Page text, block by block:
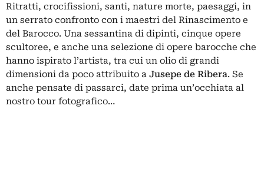
Ritratti, crocifissioni, santi, nature morte, paesaggi, in
un serrato confronto con i maestri del Rinascimento e
del Barocco. Una sessantina di dipinti, cinque opere
scultoree, e anche una selezione di opere barocche che
hanno ispirato l’artista, tra cui un olio di grandi
dimensioni da poco attribuito a Jusepe de Ribera. Se
anche pensate di passarci, date prima un’occhiata al
nostro tour fotografico…